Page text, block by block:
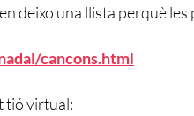
deixo una llista perquè
cancons.html
tió virtual: